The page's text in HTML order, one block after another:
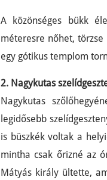
A közönséges bükk
méteresre nőhet,
egy gótikus templom
2. Nagykutas
Nagykutas
legidősebb
is büszkék voltak a
mintha csak őrizné az
Mátyás király ültette,